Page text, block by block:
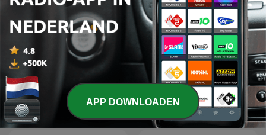
Heilige van de Dag
Les grands dossiers de
l'Histoire par Franck
Ferrand
APP DOWNLOADEN